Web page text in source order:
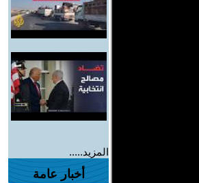
المزيد.....
أخبار عامة